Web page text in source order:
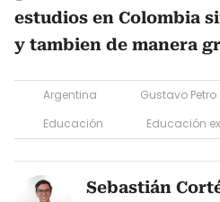
estudios en Colombia
y tambien de manera
Argentina Gustavo Petro
Educación
Educación
Sebastián